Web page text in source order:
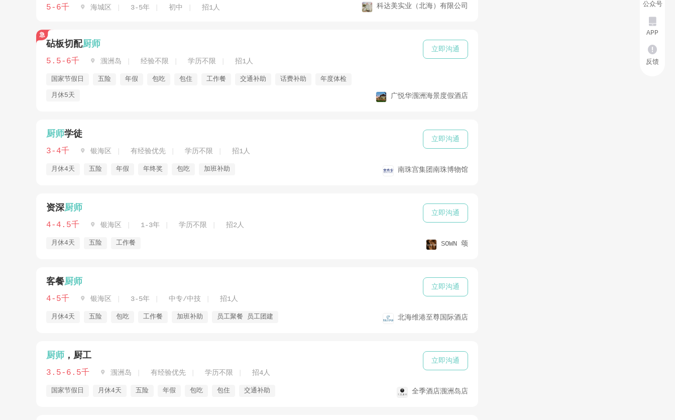
5-6千  海城区 3-5年 初中 招1人 科达美实业（北海）有限公司
砧板切配厨师
5.5-6千  涠洲岛 经验不限 学历不限 招1人
国家节假日 五险 年假 包吃 包住 工作餐 交通补助 话费补助 年度体检
月休5天
立即沟通
广悦华涠洲海景度假酒店
厨师学徒
3-4千  银海区 有经验优先 学历不限 招1人
月休4天 五险 年假 年终奖 包吃 加班补助
立即沟通
南珠宫集团南珠博物馆
资深厨师
4-4.5千  银海区 1-3年 学历不限 招2人
月休4天 五险 工作餐
立即沟通
SOWN 颂
客餐厨师
4-5千  银海区 3-5年 中专/中技 招1人
月休4天 五险 包吃 工作餐 加班补助 员工聚餐 员工团建
立即沟通
北海维港至尊国际酒店
厨师 ，厨工
3.5-6.5千  涠洲岛 有经验优先 学历不限 招4人
国家节假日 月休4天 五险 年假 包吃 包住 交通补助
立即沟通
全季酒店涠洲岛店
公众号

APP

反馈